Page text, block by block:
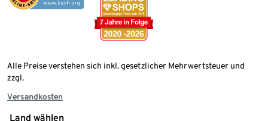
Alle Preise verstehen sich inkl. gesetzlicher Mehrwertsteuer und
zzgl.
Versandkosten
Land wählen